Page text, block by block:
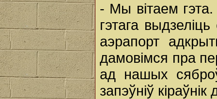
- Мы вітаем
гэтага
аэрапорт
дамовімся пра
ад нашых
запэўніў